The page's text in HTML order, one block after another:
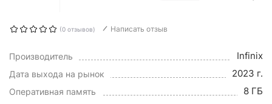
(0 отзывов) Написать отзыв
Производитель Infinix
Дата выхода на рынок 2023 г.
Оперативная память 8 ГБ